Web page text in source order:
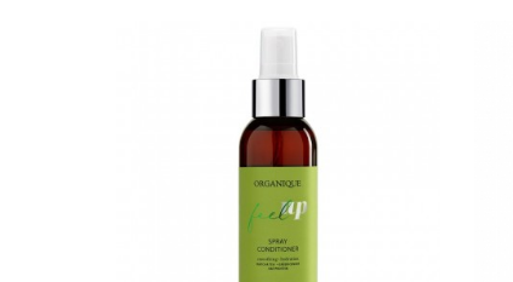
ZOBACZ PRODUKT